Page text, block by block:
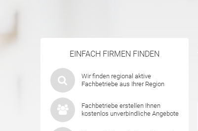
EINFACH FIRMEN FINDEN
Wir finden regional aktive
Fachbetriebe aus Ihrer Region
Fachbetriebe erstellen Ihnen
kostenlos unverbindliche Angebote